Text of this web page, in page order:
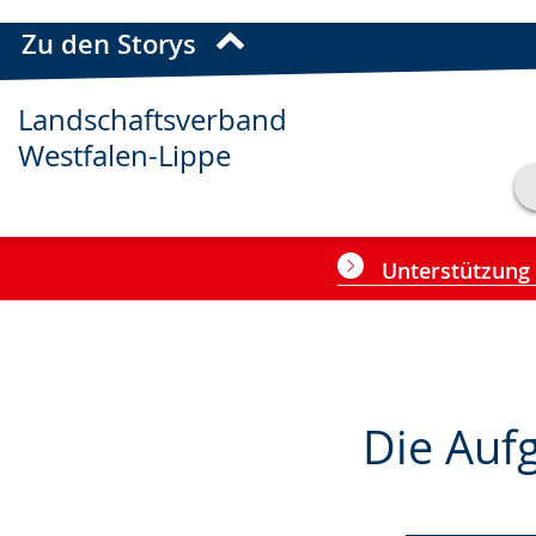
Abspielen
Pausieren
Zu den Storys
Landschaftsverband
Westfalen-Lippe
Unterstützung
Die
Leichten
Sprache
Audio-
Unterstützung.
Video
in